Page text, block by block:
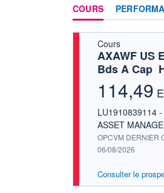
COURS
Cours
AXAWF US
Bds A Cap 
114,49
LU1910839114 -
ASSET
OPCVM DERNIER
06/08/2026
Consulter le